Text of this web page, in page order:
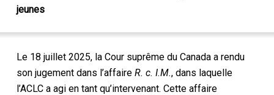
jeunes
Le 18 juillet 2025, la Cour suprême du Canada a rendu
son jugement dans l’affaire R. c. I.M., dans laquelle
l’ACLC a agi en tant qu’intervenant. Cette affaire